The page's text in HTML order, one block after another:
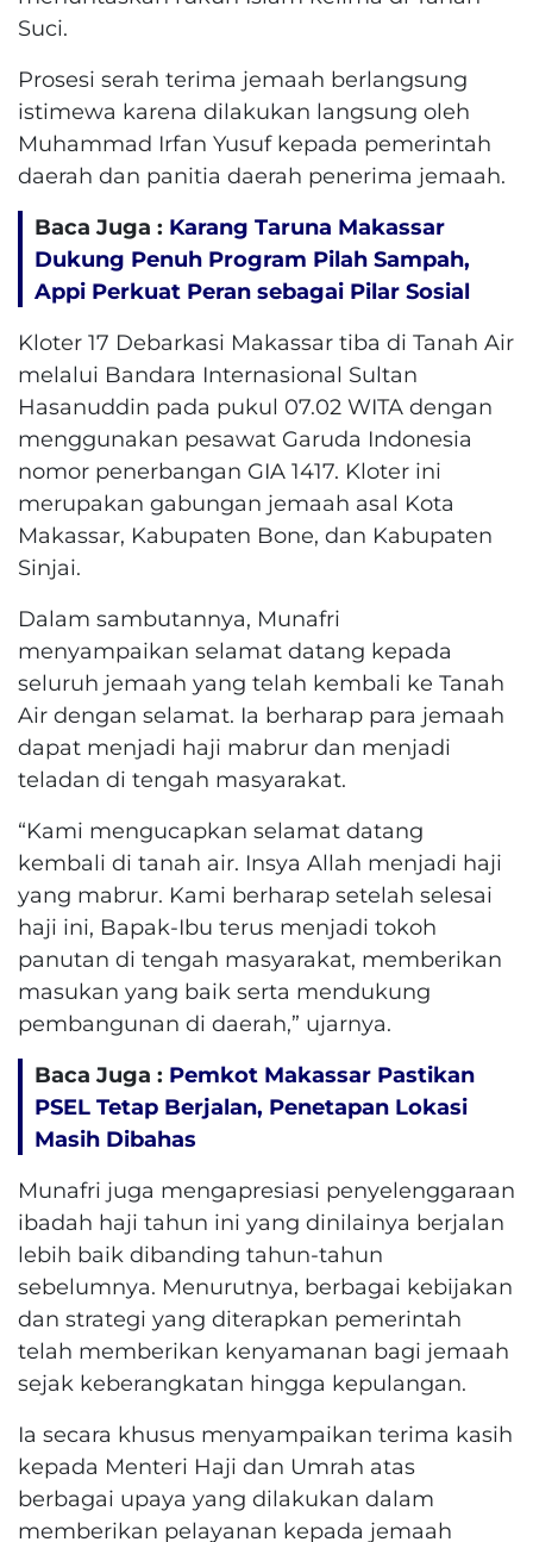
Suci.
Prosesi serah terima jemaah berlangsung
istimewa karena dilakukan langsung oleh
Muhammad Irfan Yusuf kepada pemerintah
daerah dan panitia daerah penerima jemaah.
Baca Juga : Karang Taruna Makassar
Dukung Penuh Program Pilah Sampah,
Appi Perkuat Peran sebagai Pilar Sosial
Kloter 17 Debarkasi Makassar tiba di Tanah Air
melalui Bandara Internasional Sultan
Hasanuddin pada pukul 07.02 WITA dengan
menggunakan pesawat Garuda Indonesia
nomor penerbangan GIA 1417. Kloter ini
merupakan gabungan jemaah asal Kota
Makassar, Kabupaten Bone, dan Kabupaten
Sinjai.
Dalam sambutannya, Munafri
menyampaikan selamat datang kepada
seluruh jemaah yang telah kembali ke Tanah
Air dengan selamat. Ia berharap para jemaah
dapat menjadi haji mabrur dan menjadi
teladan di tengah masyarakat.
“Kami mengucapkan selamat datang
kembali di tanah air. Insya Allah menjadi haji
yang mabrur. Kami berharap setelah selesai
haji ini, Bapak-Ibu terus menjadi tokoh
panutan di tengah masyarakat, memberikan
masukan yang baik serta mendukung
pembangunan di daerah,” ujarnya.
Baca Juga : Pemkot Makassar Pastikan
PSEL Tetap Berjalan, Penetapan Lokasi
Masih Dibahas
Munafri juga mengapresiasi penyelenggaraan
ibadah haji tahun ini yang dinilainya berjalan
lebih baik dibanding tahun-tahun
sebelumnya. Menurutnya, berbagai kebijakan
dan strategi yang diterapkan pemerintah
telah memberikan kenyamanan bagi jemaah
sejak keberangkatan hingga kepulangan.
Ia secara khusus menyampaikan terima kasih
kepada Menteri Haji dan Umrah atas
berbagai upaya yang dilakukan dalam
memberikan pelayanan kepada jemaah